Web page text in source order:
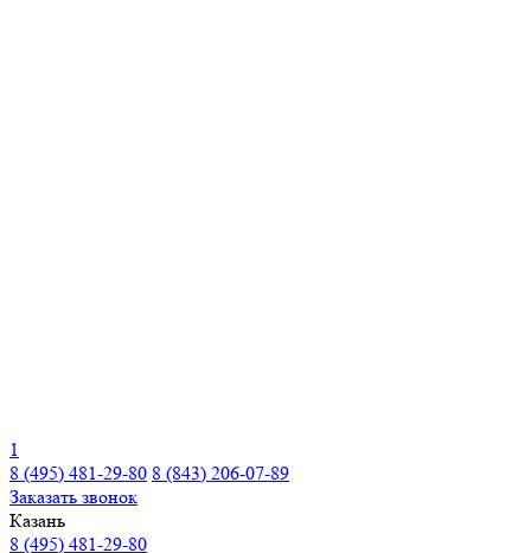
1
8 (495) 481-29-80 8 (843) 206-07-89
Заказать звонок
Казань
8 (495) 481-29-80